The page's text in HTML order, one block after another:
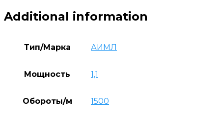
Additional information
Тип/Марка АИМЛ
Мощность 1,1
Обороты/м 1500